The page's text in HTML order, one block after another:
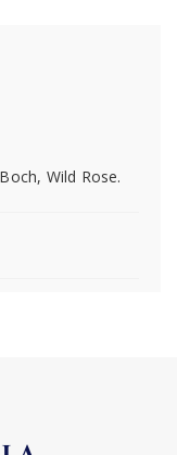
Wild Rose.